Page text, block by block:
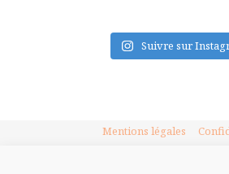
Suivre sur
Mentions légales